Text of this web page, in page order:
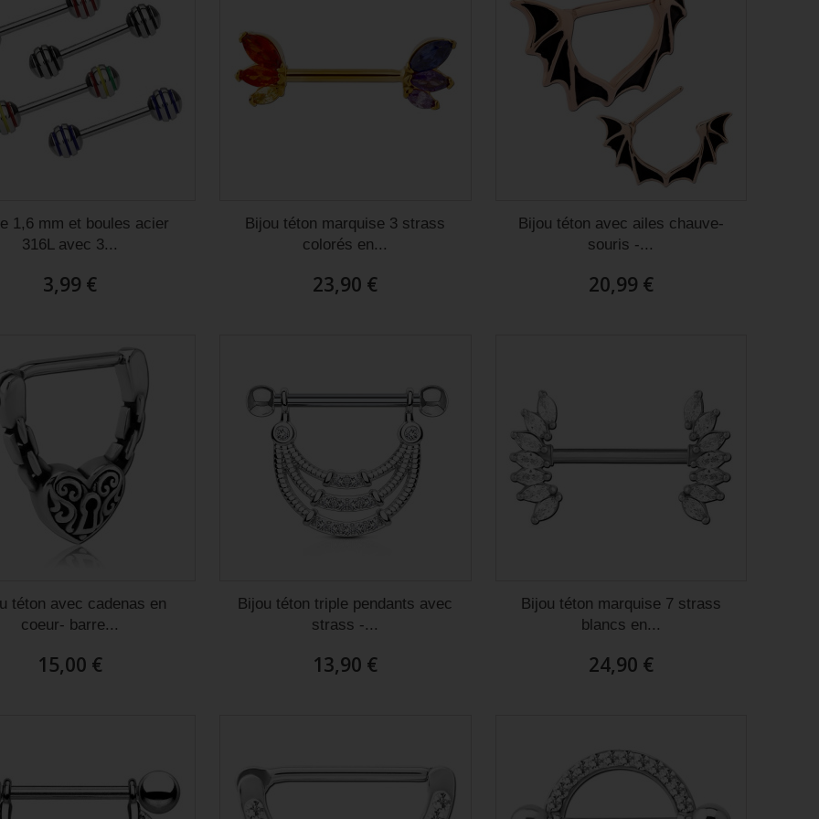
1,6 mm et boules acier
316L avec 3...
3,99 €
Bijou téton marquise 3 strass
colorés en...
23,90 €
Bijou téton avec ailes chauve-
souris -...
20,99 €
téton avec cadenas en
coeur- barre...
15,00 €
Bijou téton triple pendants avec
strass -...
13,90 €
Bijou téton marquise 7 strass
blancs en...
24,90 €